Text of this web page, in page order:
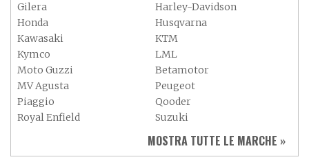
Gilera
Harley-Davidson
Honda
Husqvarna
Kawasaki
KTM
Kymco
LML
Moto Guzzi
Betamotor
MV Agusta
Peugeot
Piaggio
Qooder
Royal Enfield
Suzuki
Triumph
Yamaha
MOSTRA TUTTE LE MARCHE »